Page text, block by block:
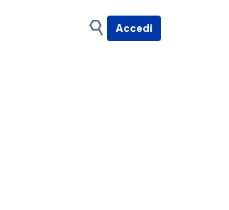
Accedi